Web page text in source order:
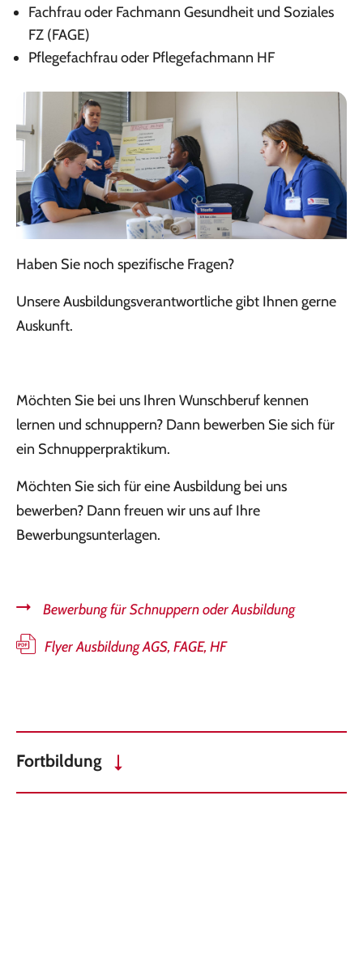
Fachfrau oder Fachmann Gesundheit und Soziales
FZ (FAGE)
Pflegefachfrau oder Pflegefachmann HF
Haben Sie noch spezifische Fragen?
Unsere Ausbildungsverantwortliche gibt Ihnen gerne
Auskunft.
Möchten Sie bei uns Ihren Wunschberuf kennen
lernen und schnuppern? Dann bewerben Sie sich für
ein Schnupperpraktikum.
Möchten Sie sich für eine Ausbildung bei uns
bewerben? Dann freuen wir uns auf Ihre
Bewerbungsunterlagen.
Bewerbung für Schnuppern oder Ausbildung
Flyer Ausbildung AGS, FAGE, HF
Fortbildung